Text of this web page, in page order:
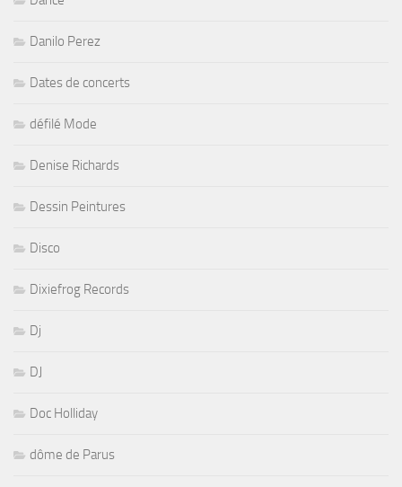
Danilo Perez
Dates de concerts
défilé Mode
Denise Richards
Dessin Peintures
Disco
Dixiefrog Records
Dj
DJ
Doc Holliday
dôme de Parus